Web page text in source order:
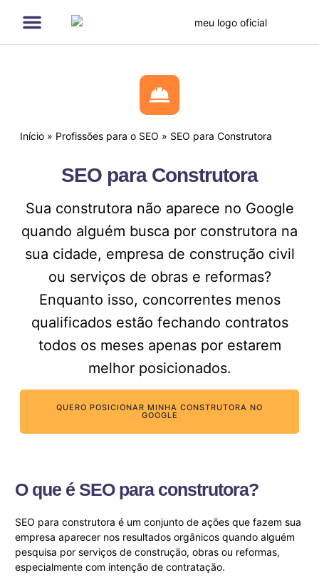
Início » Profissões para o SEO » SEO para Construtora
SEO para Construtora
Sua construtora não aparece no Google
quando alguém busca por construtora na
sua cidade, empresa de construção civil
ou serviços de obras e reformas?
Enquanto isso, concorrentes menos
qualificados estão fechando contratos
todos os meses apenas por estarem
melhor posicionados.
QUERO POSICIONAR MINHA CONSTRUTORA NO
GOOGLE
O que é SEO para construtora?
SEO para construtora é um conjunto de ações que fazem sua
empresa aparecer nos resultados orgânicos quando alguém
pesquisa por serviços de construção, obras ou reformas,
especialmente com intenção de contratação.